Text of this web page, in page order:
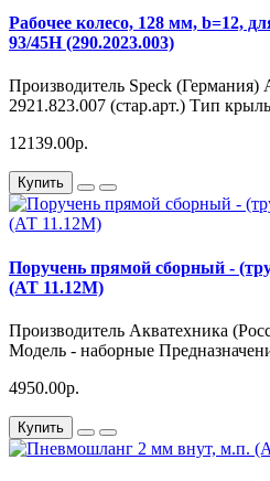
Рабочее колесо, 128 мм, b=12,
93/45H (290.2023.003)
Производитель Speck (Германия)
2921.823.007 (стар.арт.) Тип
12139.00р.
Купить
Поручень прямой сборный -
(АТ 11.12М)
Производитель Акватехника
Модель - наборные
4950.00р.
Купить